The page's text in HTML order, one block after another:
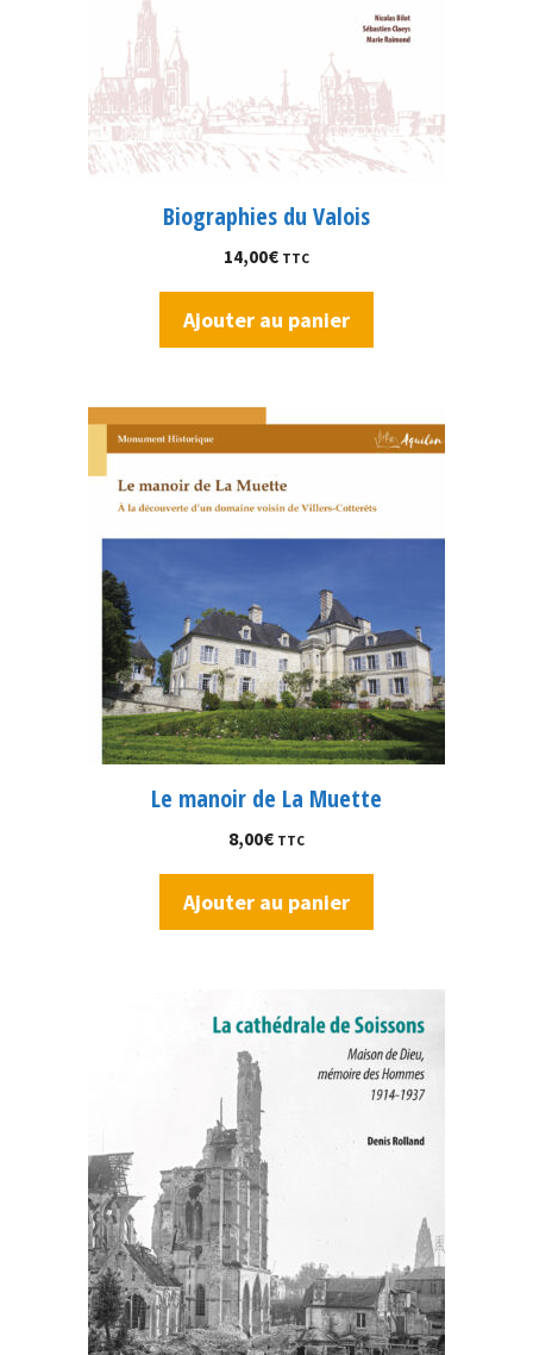
Biographies du Valois
14,00€ TTC
Ajouter au panier
Le manoir de La Muette
8,00€ TTC
Ajouter au panier